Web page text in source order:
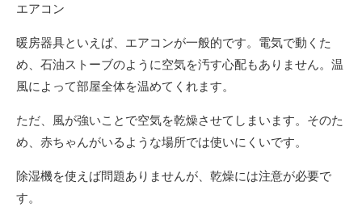
エアコン
暖房器具といえば、エアコンが一般的です。電気で動くた
め、石油ストーブのように空気を汚す心配もありません。温
風によって部屋全体を温めてくれます。
ただ、風が強いことで空気を乾燥させてしまいます。そのた
め、赤ちゃんがいるような場所では使いにくいです。
除湿機を使えば問題ありませんが、乾燥には注意が必要で
す。